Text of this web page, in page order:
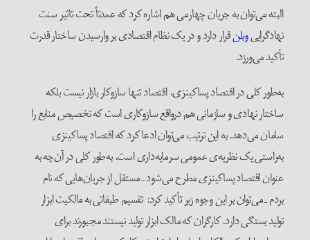
البته می‌توان به جریان چهارمی هم اشاره کرد که عمدتاً تحت تاثیر سنت
نهادگراییوبلنقرار دارد و در یک نظام اقتصادی بر وارسیدن ساختار قدرت
تأکید می‌ورزد.
به‌طور کلی در اقتصاد پساکینزی، اقتصاد تنها سازوکار بازار نیست بلکه
ساختار نهادی و سازمانی هم درواقع سازوکاری است که تخصیص منابع را
سامان می‌دهد. به این ترتیب می‌توان ادعا کرد که اقتصاد پساکینزی
به‌راستی یک نظریه‌ی عمومی سرمایه‌داری است. به‌طور کلی در آن‌چه به
عنوان اقتصاد پساکینزی مطرح می‌شود ـ مستقل از جریان‌هایی که نام
بردم ـ می‌توان بر این وجوه زیر تأکید کرد: تقسیم طبقاتی به مالکیت ابزار
تولید بستگی دارد. کارگران که مالک ابزار تولید نیستند مجبورند برای